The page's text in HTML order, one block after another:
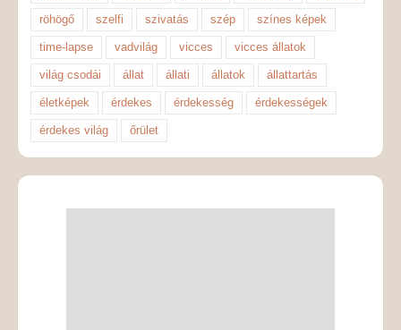
röhögő szelfi szivatás szép színes képek
time-lapse vadvilág vicces vicces állatok
világ csodái állat állati állatok állattartás
életképek érdekes érdekesség érdekességek
érdekes világ őrület